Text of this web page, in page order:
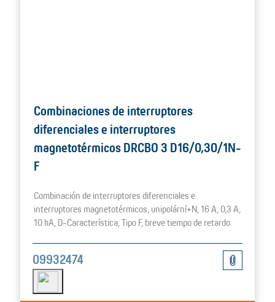
Combinaciones de interruptores
diferenciales e interruptores
magnetotérmicos DRCBO 3 D16/0,30/1N-
F
Combinación de interruptores diferenciales e
interruptores magnetotérmicos, unipolární+N, 16 A, 0,3 A,
10 kA, D-Característica, Tipo F, breve tiempo de retardo
09932474